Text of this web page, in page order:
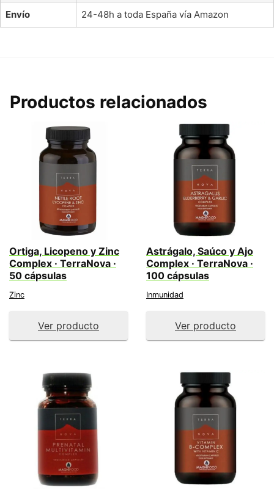
Envío 24-48h a toda España vía Amazon
Productos relacionados
Ortiga, Licopeno y Zinc
Complex · TerraNova ·
50 cápsulas
Zinc
Ver producto
Astrágalo, Saúco y Ajo
Complex · TerraNova ·
100 cápsulas
Inmunidad
Ver producto